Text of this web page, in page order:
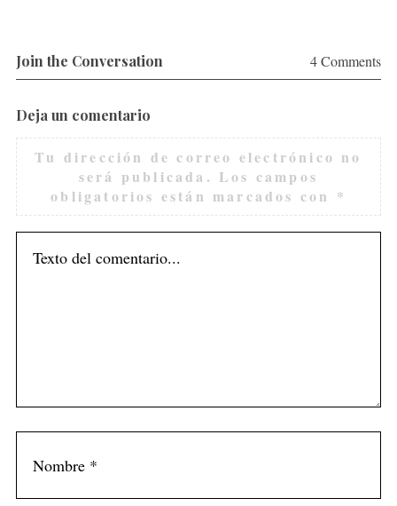
Join the Conversation 4 Comments
Deja un comentario
Tu dirección de correo electrónico no
será publicada. Los campos
obligatorios están marcados con *